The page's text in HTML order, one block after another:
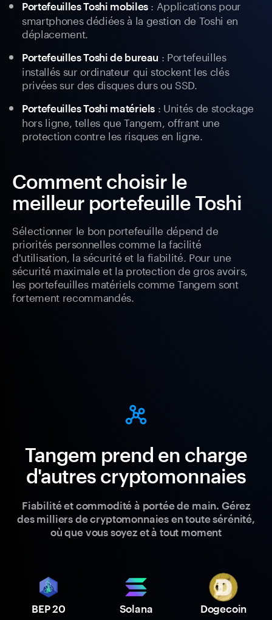
Portefeuilles Toshi mobiles: Applications pour
smartphones dédiées à la gestion de Toshi en
déplacement.
Portefeuilles Toshi de bureau : Portefeuilles
installés sur ordinateur qui stockent les clés
privées sur des disques durs ou SSD.
Portefeuilles Toshi matériels : Unités de stockage
hors ligne, telles que Tangem, offrant une
protection contre les risques en ligne.
Comment choisir le
meilleur portefeuille Toshi
Sélectionner le bon portefeuille dépend de
priorités personnelles comme la facilité
d'utilisation, la sécurité et la fiabilité. Pour une
sécurité maximale et la protection de gros avoirs,
les portefeuilles matériels comme Tangem sont
fortement recommandés.
Tangem prend en charge
d'autres cryptomonnaies
Fiabilité et commodité à portée de main. Gérez
des milliers de cryptomonnaies en toute sérénité,
où que vous soyez et à tout moment
BEP 20 Solana Dogecoin